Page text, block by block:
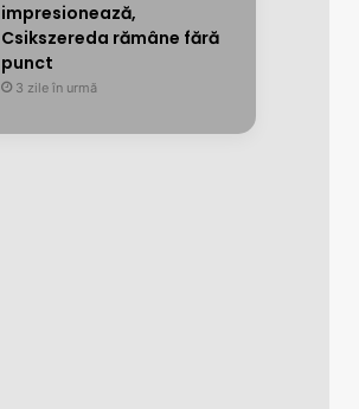
impresionează,
Csikszereda rămâne fără
punct
3 zile în urmă